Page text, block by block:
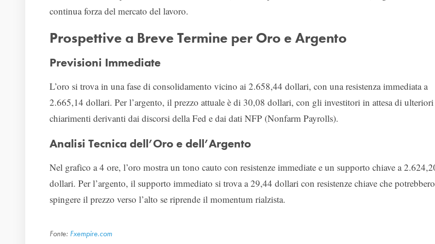
continua forza del mercato del lavoro.
Prospettive a Breve Termine per Oro e Argento
Previsioni Immediate
L’oro si trova in una fase di consolidamento vicino ai 2.658,44 dollari, con una resistenza immediata a
2.665,14 dollari. Per l’argento, il prezzo attuale è di 30,08 dollari, con gli investitori in attesa di ulteriori
chiarimenti derivanti dai discorsi della Fed e dai dati NFP (Nonfarm Payrolls).
Analisi Tecnica dell’Oro e dell’Argento
Nel grafico a 4 ore, l’oro mostra un tono cauto con resistenze immediate e un supporto chiave a
dollari. Per l’argento, il supporto immediato si trova a 29,44 dollari con resistenze chiave che potrebbero
spingere il prezzo verso l’alto se riprende il momentum rialzista.
Fonte: Fxempire.com